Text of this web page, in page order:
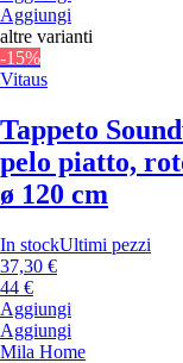
Aggiungi
altre varianti
-15%
Vitaus
Tappeto
pelo piatto,
ø 120 cm
In stockUltimi pezzi
37,30 €
44 €
Aggiungi
Aggiungi
Mila Home